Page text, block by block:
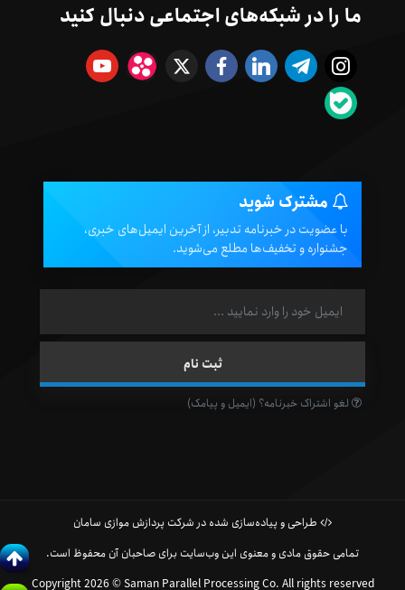
ما را در شبکه‌های اجتماعی دنبال کنید
مشترک شوید
با عضویت در خبرنامه تدبیر، از آخرین ایمیل‌های خبری،
جشنواره و تخفیف‌ها مطلع می‌شوید.
لغو اشتراک خبرنامه؟ (ایمیل و پیامک)
طراحی و پیاده‌سازی شده در شرکت پردازش موازی سامان
تمامی حقوق مادی و معنوی این وب‌سایت برای صاحبان آن محفوظ است.
Copyright 2026 © Saman Parallel Processing Co. All rights reserved